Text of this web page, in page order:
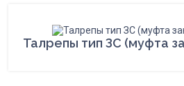
Талрепы тип ЗС (муфта